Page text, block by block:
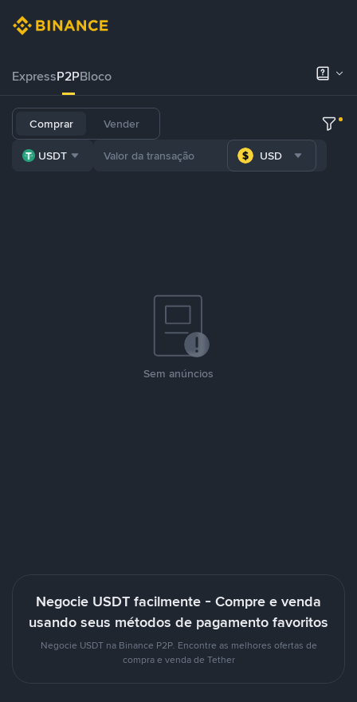
ExpressP2PBloco
Comprar Vender
USDT USD
Sem anúncios
Negocie USDT facilmente - Compre e venda
usando seus métodos de pagamento favoritos
Negocie USDT na Binance P2P. Encontre as melhores ofertas de
compra e venda de Tether